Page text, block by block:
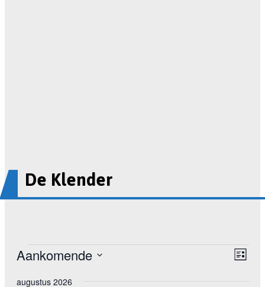
De Klender